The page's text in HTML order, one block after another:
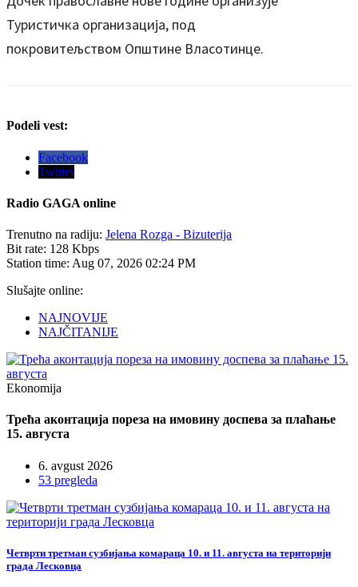
Туристичка организација, под
покровитељством Општине Власотинце.
Podeli vest:
Facebook
Twitter
Radio GAGA online
Trenutno na radiju: Jelena Rozga - Bizuterija
Bit rate: 128 Kbps
Station time: Aug 07, 2026 02:24 PM
Slušajte online:
NAJNOVIJE
NAJČITANIJE
Ekonomija
Трећа аконтација пореза на имовину доспева за плаћање
15. августа
6. avgust 2026
53 pregleda
Четврти третман сузбијања комараца 10. и 11. августа на територији
града Лесковца